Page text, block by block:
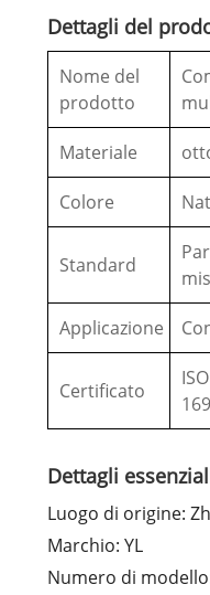
Dettagli del
Nome del
prodotto
Materiale
Colore
Standard
Applicazione
Certificato
Dettagli
Luogo di origine:
Marchio: YL
Numero di